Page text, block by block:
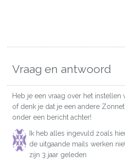
Vraag en antwoord
Heb je een vraag over het
of denk je dat je een andere
onder een bericht achter!
Ik heb alles ingevuld zoals
de uitgaande mails werken
zijn 3 jaar geleden